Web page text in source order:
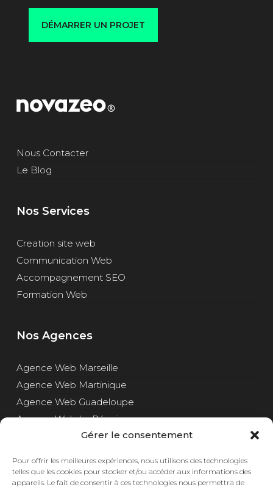
Gérer le consentement
Pour offrir les meilleures expériences, nous utilisons des technologies
telles que les cookies pour stocker et/ou accéder aux informations des
appareils. Le fait de consentir à ces technologies nous permettra de
DÉMARRER UN PROJET
Nous Contacter
Le Blog
Nos Services
Creation site web
Communication Web
Accompagnement SEO
Formation Web
Nos Agences
Agence Web Marseille
Agence Web Martinique
Agence Web Guadeloupe
Agence Web La Réunion